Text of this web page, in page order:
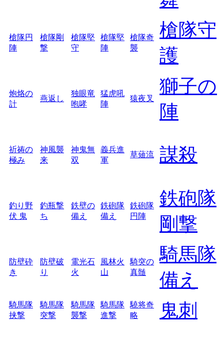
槍隊円
陣
槍隊剛
撃
槍隊堅
守
槍隊堅
陣
槍隊奇
襲
槍隊守
護
炮烙の
計
燕返し
独眼竜
咆哮
猛虎吼
陣
猿夜叉
獅子の
陣
祈祷の
極み
神風襲
来
神鬼無
双
義兵進
軍
草薙流 謀殺
釣り野
伏 鬼
釣瓶撃
ち
鉄壁の
備え
鉄砲隊
備え
鉄砲隊
円陣
鉄砲隊
剛撃
防壁砕
き
防壁破
り
電光石
火
風林火
山
騎突の
真髄
騎馬隊
備え
騎馬隊
挟撃
騎馬隊
突撃
騎馬隊
襲撃
騎馬隊
進撃
驍将奇
略
鬼刺